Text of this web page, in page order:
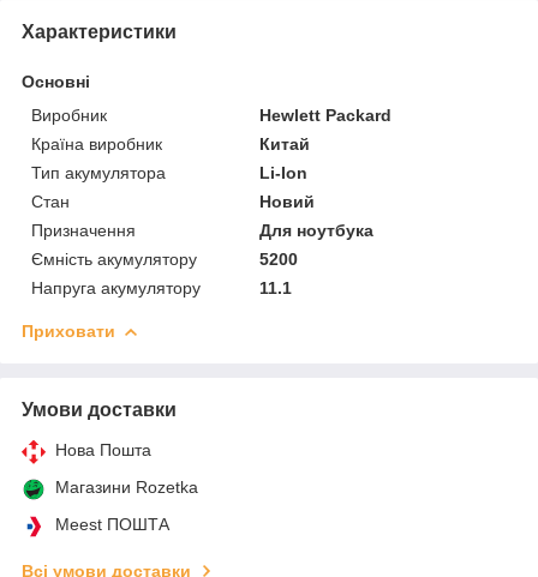
Характеристики
Основні
Виробник
Hewlett Packard
Країна виробник
Китай
Тип акумулятора
Li-Ion
Стан
Новий
Призначення
Для ноутбука
Ємність акумулятору
5200
Напруга акумулятору
11.1
Приховати
Умови доставки
Нова Пошта
Магазини Rozetka
Meest ПОШТА
Всі умови доставки